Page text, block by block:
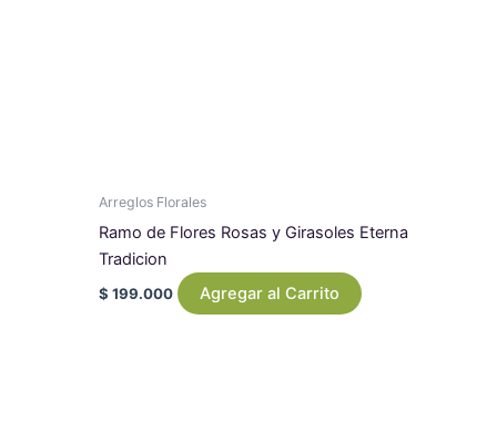
Arreglos Florales
Ramo de Flores Rosas y Girasoles Eterna
Tradicion
$ 199.000 Agregar al Carrito